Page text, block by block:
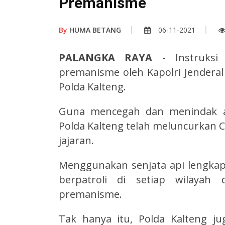
By HUMA BETANG 06-11-2021
PALANGKA RAYA - Instruksi
premanisme oleh Kapolri
Polda Kalteng.
Guna mencegah dan
Polda Kalteng telah meluncurkan
jajaran.
Menggunakan senjata api
berpatroli di setiap wilayah
premanisme.
Tak hanya itu, Polda Kalteng